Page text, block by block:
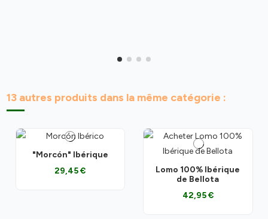
13 autres produits dans la même catégorie :
"Morcón" Ibérique
29,45 €
Lomo 100% Ibérique
de Bellota
42,95 €